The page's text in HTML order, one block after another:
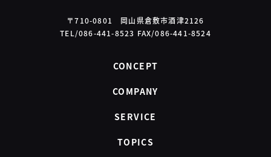
〒710-0801 岡山県倉敷市酒津2126
TEL/086-441-8523 FAX/086-441-8524
CONCEPT
COMPANY
SERVICE
TOPICS